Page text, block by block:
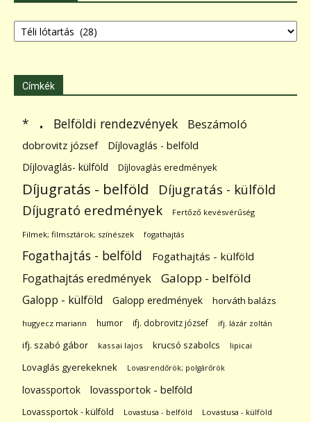
Kategóriák
Címkék
* . Belföldi rendezvények Beszámoló
dobrovitz józsef
Díjlovaglás - belföld
Díjlovaglás- külföld
Díjlovaglás eredmények
Díjugratás - belföld Díjugratás - külföld
Díjugrató eredmények Fertőző kevésvérűség
Filmek; filmsztárok; színészek fogathajtás
Fogathajtás - belföld Fogathajtás - külföld
Fogathajtás eredmények Galopp - belföld
Galopp - külföld Galopp eredmények horváth balázs
hugyecz mariann humor ifj. dobrovitz józsef ifj. lázár zoltán
ifj. szabó gábor kassai lajos krucsó szabolcs lipicai
Lovaglás gyerekeknek Lovasrendőrök; polgárőrök
lovassportok lovassportok - belföld
Lovassportok - külföld Lovastusa - belföld Lovastusa - külföld